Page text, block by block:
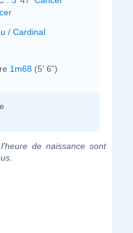
/ Cardinal
1m68 (5' 6")
de naissance sont